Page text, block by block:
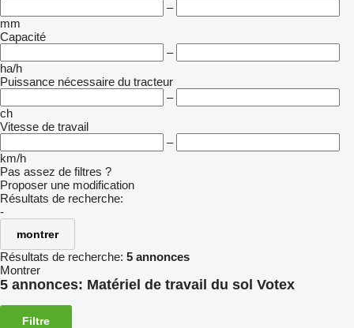
–
mm
Capacité
–
ha/h
Puissance nécessaire du tracteur
–
ch
Vitesse de travail
–
km/h
Pas assez de filtres ?
Proposer une modification
Résultats de recherche:
-
montrer
Résultats de recherche: 5 annonces
Montrer
5 annonces: Matériel de travail du sol Votex
Filtre